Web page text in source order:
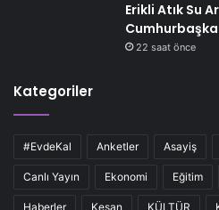
Erikli Atık Su
22 saat önce
Kategoriler
#EvdeKal Anketler Asayiş
Canlı Yayın Ekonomi Eğitim
Haberler Keşan KÜLTÜR